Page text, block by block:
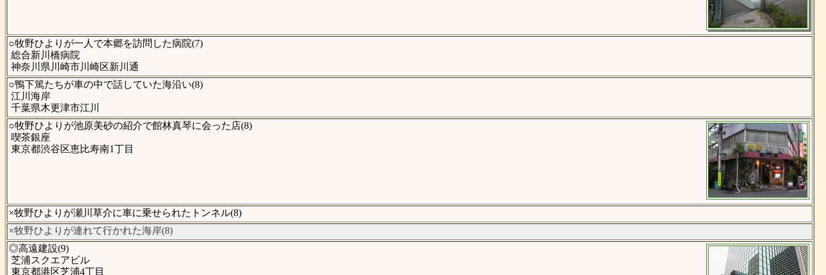
○牧野ひよりが一人で本郷を訪問した病院(7)
総合新川橋病院
神奈川県川崎市川崎区新川通
○鴨下篤たちが車の中で話していた海沿い(8)
江川海岸
千葉県木更津市江川
○牧野ひよりが池原美砂の紹介で館林真琴に会った店(8)
喫茶銀座
東京都渋谷区恵比寿南1丁目
×牧野ひよりが瀬川草介に車に乗せられたトンネル(8)
×牧野ひよりが連れて行かれた海岸(8)
◎高遠建設(9)
芝浦スクエアビル
東京都港区芝浦4丁目